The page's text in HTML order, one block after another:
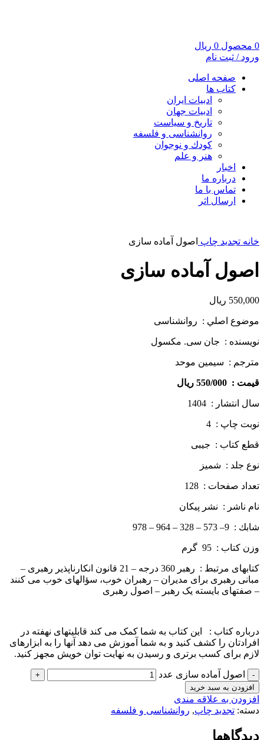
0 محصول 0 ریال
ورود / ثبت نام
صفحه اصلی
کتاب ها
ادبیات ایران
ادبیات جهان
تاریخ و سیاست
روانشناسی و فلسفه
کودك و نوجوان
هنر و علم
اخبار
درباره ما
تماس با ما
ارسال اثر
خانه تجدید چاپ اصول آماده سازی
اصول آماده سازی
550,000 ریال
موضوع اصلي : روانشناسی
نويسنده : جان سی. مکسول
مترجم : سیمین موحد
قيمت : 550/000 ريال
سال انتشار : 1404
نوبت چاپ : 4
قطع كتاب : جیبی
نوع جلد : شمیز
تعداد صفحات : 128
نام ناشر : نشر پيكان
شابك : 9– 573 – 328 – 964 – 978
وزن كتاب : 95 گرم
کتاب­های مرتبط : رهبر 360 درجه – 21 قانون انکارناپذیر رهبری –
مبانی رهبری برای مدیران – رهبران خوب، سؤال­های خوب می­ کنند
– صفتهای بایسته یک رهبر – اصول رهبری
درباره كتاب : این کتاب به شما کمک می­ کند قابلیت­های نهفته در
افرادتان را کشف کنید و به شما آموزش می­ دهد آن­ها را به ابزارهای
لازم برای کسب برتری و رسیدن به نهایت توان خویش مجهز کنید.
اصول آماده سازی عدد
افزودن به سبد خرید
افزودن به علاقه مندی
دسته: تجدید چاپ, روانشناسی و فلسفه
دیدگاهها